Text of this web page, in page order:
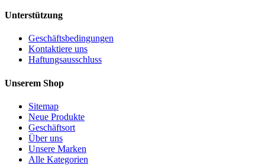
Unterstützung
Geschäftsbedingungen
Kontaktiere uns
Haftungsausschluss
Unserem Shop
Sitemap
Neue Produkte
Geschäftsort
Über uns
Unsere Marken
Alle Kategorien